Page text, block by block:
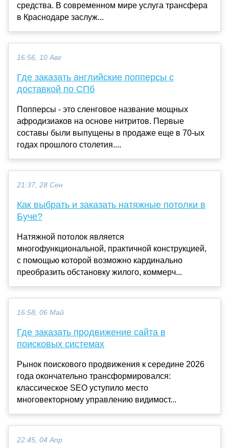
средства. В современном мире услуга трансфера
в Краснодаре заслуж...
16:56, 10 Авг
Где заказать английские попперсы с
доставкой по СПб
Попперсы - это сленговое название мощных
афродизиаков на основе нитритов. Первые
составы были выпущены в продаже еще в 70-ых
годах прошлого столетия....
21:37, 28 Сен
Как выбрать и заказать натяжные потолки в
Буче?
Натяжной потолок является
многофункциональной, практичной конструкцией,
с помощью которой возможно кардинально
преобразить обстановку жилого, коммерч...
16:58, 06 Май
Где заказать продвижение сайта в
поисковых системах
Рынок поискового продвижения к середине 2026
года окончательно трансформировался:
классическое SEO уступило место
многовекторному управлению видимост...
22:45, 04 Апр